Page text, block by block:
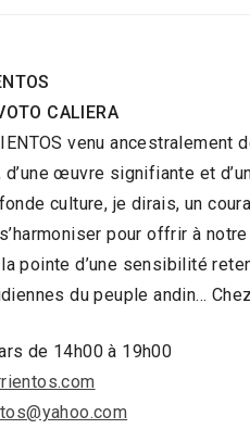
CALIERA
venu
œuvre signifiante et
culture, je dirais, un
pour offrir à
pointe d’une sensibilité
du peuple andin…
de 14h00 à 19h00